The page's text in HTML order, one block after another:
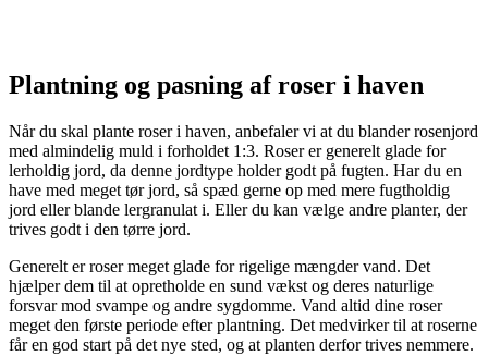
Plantning og pasning af roser i haven
Når du skal plante roser i haven, anbefaler vi at du blander rosenjord
med almindelig muld i forholdet 1:3. Roser er generelt glade for
lerholdig jord, da denne jordtype holder godt på fugten. Har du en
have med meget tør jord, så spæd gerne op med mere fugtholdig
jord eller blande lergranulat i. Eller du kan vælge andre planter, der
trives godt i den tørre jord.
Generelt er roser meget glade for rigelige mængder vand. Det
hjælper dem til at opretholde en sund vækst og deres naturlige
forsvar mod svampe og andre sygdomme. Vand altid dine roser
meget den første periode efter plantning. Det medvirker til at roserne
får en god start på det nye sted, og at planten derfor trives nemmere.